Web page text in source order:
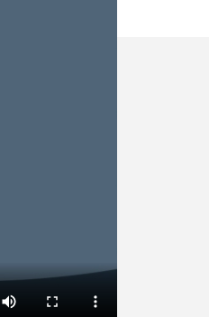
Vous êtes un
professionnel ?